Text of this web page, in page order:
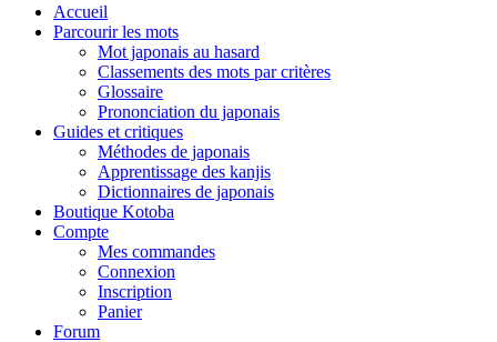
Accueil
Parcourir les mots
Mot japonais au hasard
Classements des mots par critères
Glossaire
Prononciation du japonais
Guides et critiques
Méthodes de japonais
Apprentissage des kanjis
Dictionnaires de japonais
Boutique Kotoba
Compte
Mes commandes
Connexion
Inscription
Panier
Forum